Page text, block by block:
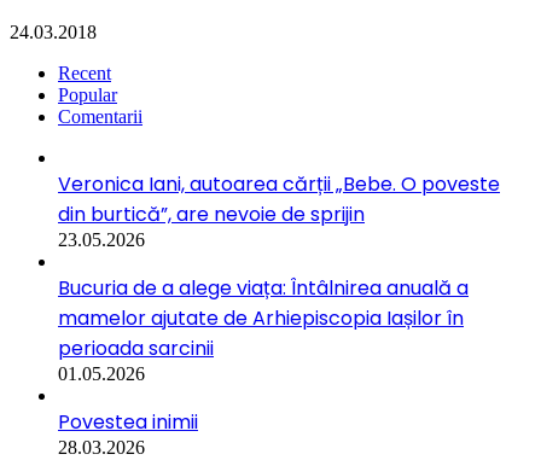
24.03.2018
Recent
Popular
Comentarii
Veronica Iani, autoarea cărții „Bebe. O poveste
din burtică”, are nevoie de sprijin
23.05.2026
Bucuria de a alege viața: Întâlnirea anuală a
mamelor ajutate de Arhiepiscopia Iașilor în
perioada sarcinii
01.05.2026
Povestea inimii
28.03.2026